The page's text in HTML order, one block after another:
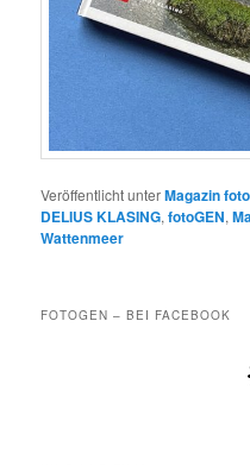
Veröffentlicht unterMagazin
DELIUS KLASING,fotoGEN,
Wattenmeer
FOTOGEN – BEI FACEBOOK